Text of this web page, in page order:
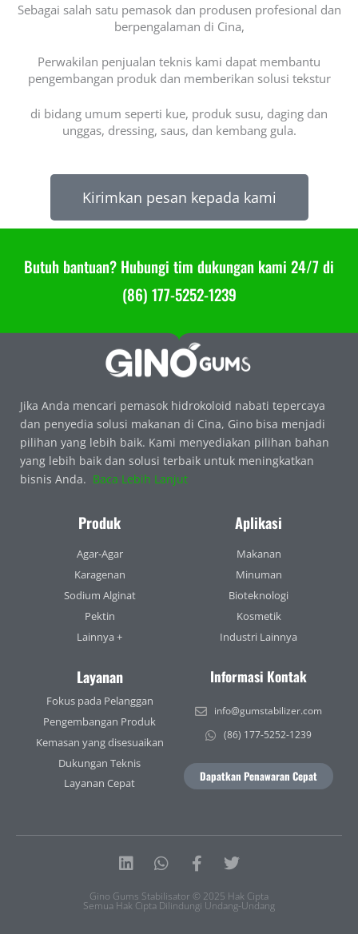
Sebagai salah satu pemasok dan produsen profesional dan
berpengalaman di Cina,
Perwakilan penjualan teknis kami dapat membantu
pengembangan produk dan memberikan solusi tekstur
di bidang umum seperti kue, produk susu, daging dan
unggas, dressing, saus, dan kembang gula.
Kirimkan pesan kepada kami
Butuh bantuan? Hubungi tim dukungan kami 24/7 di
(86) 177-5252-1239
Jika Anda mencari pemasok hidrokoloid nabati tepercaya
dan penyedia solusi makanan di Cina, Gino bisa menjadi
pilihan yang lebih baik. Kami menyediakan pilihan bahan
yang lebih baik dan solusi terbaik untuk meningkatkan
bisnis Anda. Baca Lebih Lanjut
Produk
Agar-Agar
Karagenan
Sodium Alginat
Pektin
Lainnya +
Aplikasi
Makanan
Minuman
Bioteknologi
Kosmetik
Industri Lainnya
Layanan
Fokus pada Pelanggan
Pengembangan Produk
Kemasan yang disesuaikan
Dukungan Teknis
Layanan Cepat
Informasi Kontak
info@gumstabilizer.com
(86) 177-5252-1239
Dapatkan Penawaran Cepat
LinkedinWhatsapp
Facebook-
Twitter
Gino Gums Stabilisator © 2025 Hak Cipta
Semua Hak Cipta Dilindungi Undang-Undang